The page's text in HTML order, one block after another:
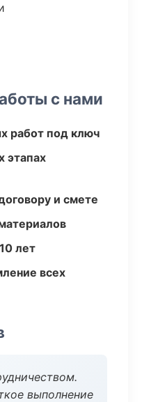
с нами
работ под ключ
этапах
и смете
лет
всех
выполнение